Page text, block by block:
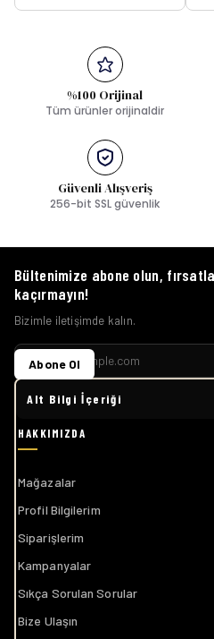
%100 Orijinal
Tüm ürünler orijinaldir
Güvenli Alışveriş
256-bit SSL güvenlik
Alt Bilgi İçeriği
Mağazalar
Profil Bilgilerim
Siparişlerim
Kampanyalar
Sıkça Sorulan Sorular
Bize Ulaşın
Bültenimize abone olun,
kaçırmayın!
Bizimle iletişimde kalın.
Abone Ol